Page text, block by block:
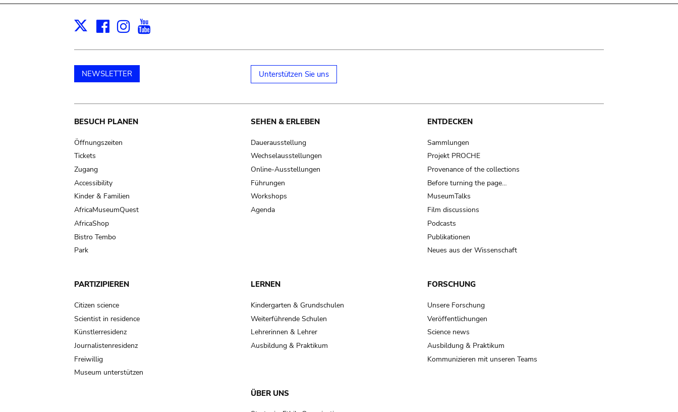
X Facebook
Instagram
NEWSLETTER Unterstützen Sie uns
Main
navigation
BESUCH PLANEN
Öffnungszeiten
Tickets
Zugang
Accessibility
Kinder & Familien
AfricaMuseumQuest
AfricaShop
Bistro Tembo
Park
SEHEN & ERLEBEN
Dauerausstellung
Wechselausstellungen
Online-Ausstellungen
Führungen
Workshops
Agenda
ENTDECKEN
Sammlungen
Projekt PROCHE
Provenance of the collections
Before turning the page…
MuseumTalks
Film discussions
Podcasts
Publikationen
Neues aus der Wissenschaft
PARTIZIPIEREN
Citizen science
Scientist in residence
Künstlerresidenz
Journalistenresidenz
Freiwillig
Museum unterstützen
LERNEN
Kindergarten & Grundschulen
Weiterführende Schulen
Lehrerinnen & Lehrer
Ausbildung & Praktikum
FORSCHUNG
Unsere Forschung
Veröffentlichungen
Science news
Ausbildung & Praktikum
Kommunizieren mit unseren Teams
ÜBER UNS